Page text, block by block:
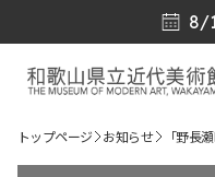
8/
トップページ お知らせ 「野長